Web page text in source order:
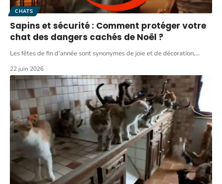
CHATS
Sapins et sécurité : Comment protéger votre
chat des dangers cachés de Noël ?
Les fêtes de fin d'année sont synonymes de joie et de décoration,…
22 juin 2026